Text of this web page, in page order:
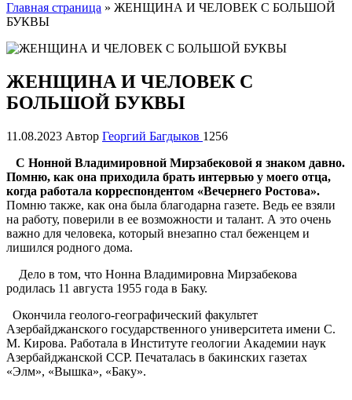
Главная страница » ЖЕНЩИНА И ЧЕЛОВЕК С БОЛЬШОЙ
БУКВЫ
ЖЕНЩИНА И ЧЕЛОВЕК С
БОЛЬШОЙ БУКВЫ
11.08.2023 Автор Георгий Багдыков 1256
С Нонной Владимировной Мирзабековой я знаком давно.
Помню, как она приходила брать интервью у моего отца,
когда работала корреспондентом «Вечернего Ростова».
Помню также, как она была благодарна газете. Ведь ее взяли
на работу, поверили в ее возможности и талант. А это очень
важно для человека, который внезапно стал беженцем и
лишился родного дома.
Дело в том, что Нонна Владимировна Мирзабекова
родилась 11 августа 1955 года в Баку.
Окончила геолого-географический факультет
Азербайджанского государственного университета имени С.
М. Кирова. Работала в Институте геологии Академии наук
Азербайджанской ССР. Печаталась в бакинских газетах
«Элм», «Вышка», «Баку».